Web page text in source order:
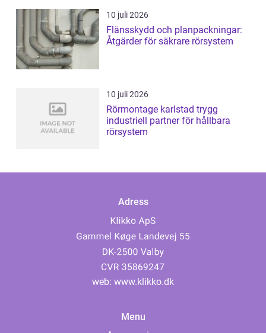
10 juli 2026
Flänsskydd och planpackningar:
Åtgärder för säkrare rörsystem
10 juli 2026
Rörmontage karlstad trygg
industriell partner för hållbara
rörsystem
Adress
web: www.klikko.dk
Menu